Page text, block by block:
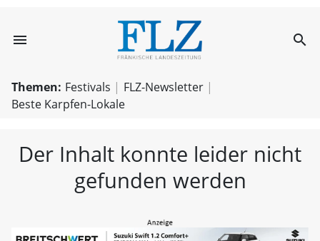
menu FLZ – search
Themen: Festivals
FLZ-Newsletter
Beste Karpfen-Lokale
Der Inhalt konnte leider nicht
gefunden werden